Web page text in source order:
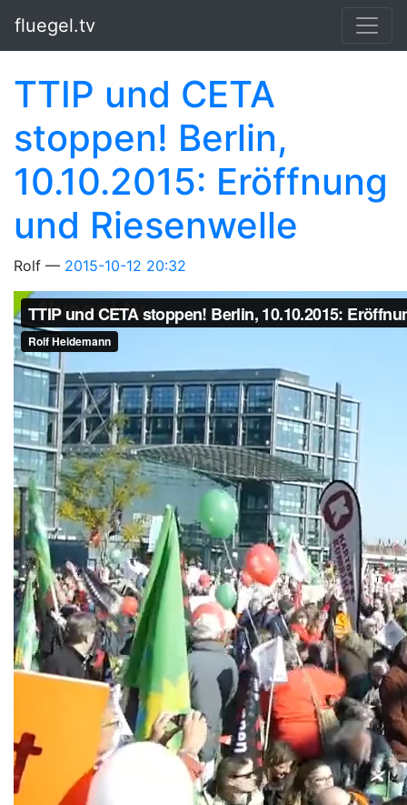
fluegel.tv
TTIP und CETA
stoppen! Berlin,
10.10.2015: Eröffnung
und Riesenwelle
Rolf 2015-10-12 20:32